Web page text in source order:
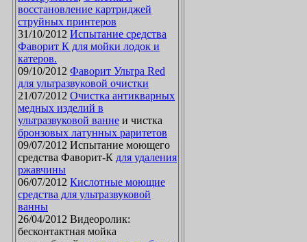
восстановление картриджей
струйных принтеров
31/10/2012 Испытание средства
Фаворит К для мойки лодок и
катеров.
09/10/2012 Фаворит Ультра Red
для ультразвуковой очистки
21/07/2012 Очистка антикварных
медных изделий в
ультразвуковой ванне и чистка
бронзовых латунных раритетов
09/07/2012 Испытание моющего
средства Фаворит-К для удаления
ржавчины
06/07/2012 Кислотные моющие
средства для ультразвуковой
ванны
26/04/2012 Видеоролик:
бесконтактная мойка